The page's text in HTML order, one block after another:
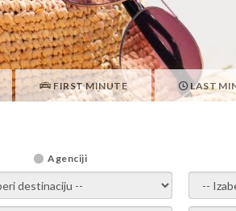
FIRST MINUTE LAST
Agenciji
destinaciju - - izaberi